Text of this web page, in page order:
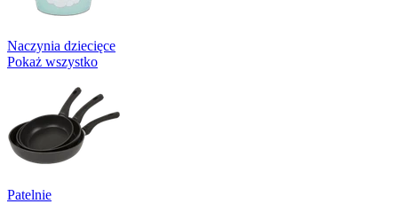
Naczynia dziecięce
Pokaż wszystko
Patelnie